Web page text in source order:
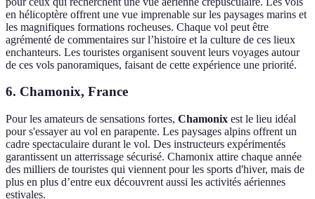
en hélicoptère offrent une vue imprenable sur les paysages marins et
les magnifiques formations rocheuses. Chaque vol peut être
agrémenté de commentaires sur l’histoire et la culture de ces lieux
enchanteurs. Les touristes organisent souvent leurs voyages autour
de ces vols panoramiques, faisant de cette expérience une priorité.
6. Chamonix, France
Pour les amateurs de sensations fortes, Chamonix est le lieu idéal
pour s'essayer au vol en parapente. Les paysages alpins offrent un
cadre spectaculaire durant le vol. Des instructeurs expérimentés
garantissent un atterrissage sécurisé. Chamonix attire chaque année
des milliers de touristes qui viennent pour les sports d'hiver, mais de
plus en plus d’entre eux découvrent aussi les activités aériennes
estivales.